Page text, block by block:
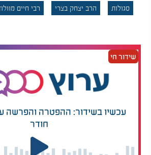
סגולות הרב יצחק בצרי רבי חיים
שידור חי
עכשיו בשידור: ההפטרה והפרשה
חודר